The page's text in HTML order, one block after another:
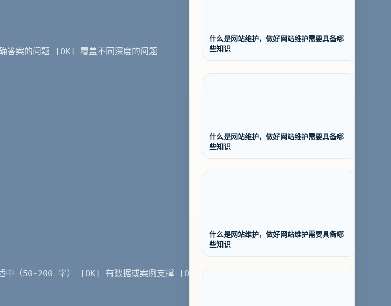
案的问题 [OK] 覆盖不同深度的问题
中（50-200 字） [OK] 有数据或案例支撑 [OK] 语言清晰易懂
什么是网站维护，做好网站维护需要具备哪
些知识
什么是网站维护，做好网站维护需要具备哪
些知识
什么是网站维护，做好网站维护需要具备哪
些知识